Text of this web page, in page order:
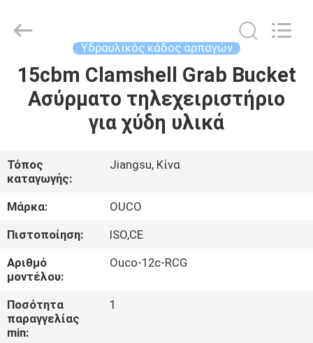
ΣΠΊΤΙ
ΠΡΟΪΌΝΤΑ
ΒΊΝΤΕΟ
ΕΜΦΆΝΙΣΗ
VR
ΣΧΕΤΙΚΆ
ΜΕ
ΕΜΆΣ
GROUP
Reserved.
Υδραυλικός κάδος αρπαγών
15cbm Clamshell Grab Bucket
Ασύρματο τηλεχειριστήριο
για χύδη υλικά
Τόπος
καταγωγής:
Jiangsu, Κίνα
Μάρκα:
OUCO
Πιστοποίηση:
ISO,CE
Αριθμό
μοντέλου:
Ouco-12c-RCG
Ποσότητα
παραγγελίας
min:
1